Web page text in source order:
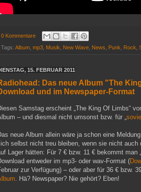
0 Kommentare
Tags: Album mp3 Musik New Wave News Punk Rock
15. FEBRUAR 2011
Das neue Album "The
und im Newspaper-Format
Samstag erscheint „The King Of Limbs“
– und diesmal nicht umsonst bzw. für „
neue Album allein wäre ja schon eine
selbst nicht treu bleiben, wenn sie nicht auch
Lager hätten: Für 7 € bzw. 11 € bekommt man
entweder im mp3- oder wav-Format (
zur Verfügung) – oder aber für 36 € bzw.
. Hä? Newspaper? Nie gehört? Eben!